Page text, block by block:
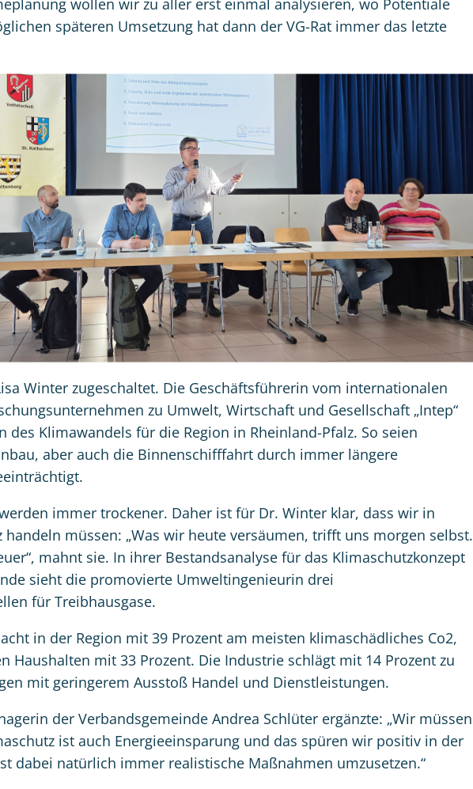
wollen wir zu aller erst einmal analysieren, wo Potentiale
späteren Umsetzung hat dann der VG-Rat immer das letzte
Winter zugeschaltet. Die Geschäftsführerin vom internationalen
zu Umwelt, Wirtschaft und Gesellschaft „Intep“
des Klimawandels für die Region in Rheinland-Pfalz. So seien
aber auch die Binnenschifffahrt durch immer längere
immer trockener. Daher ist für Dr. Winter klar, dass wir in
handeln müssen: „Was wir heute versäumen, trifft uns morgen selbst.
mahnt sie. In ihrer Bestandsanalyse für das Klimaschutzkonzept
sieht die promovierte Umweltingenieurin drei
für Treibhausgase.
in der Region mit 39 Prozent am meisten klimaschädliches Co2,
Haushalten mit 33 Prozent. Die Industrie schlägt mit 14 Prozent zu
mit geringerem Ausstoß Handel und Dienstleistungen.
der Verbandsgemeinde Andrea Schlüter ergänzte: „Wir müssen
ist auch Energieeinsparung und das spüren wir positiv in der
dabei natürlich immer realistische Maßnahmen umzusetzen.“